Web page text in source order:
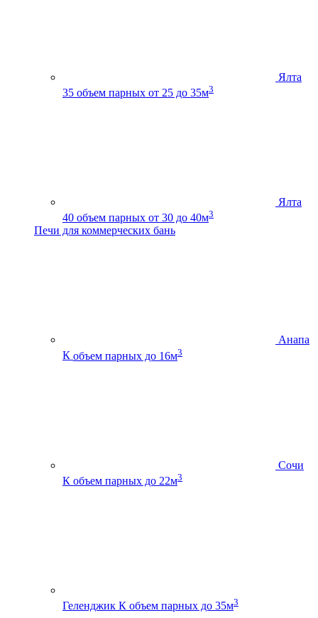
Ялта
35 объем парных от 25 до 35м3
Ялта
40 объем парных от 30 до 40м3
Печи для коммерческих бань
Анапа
К объем парных до 16м3
Сочи
К объем парных до 22м3
Геленджик К объем парных до 35м3